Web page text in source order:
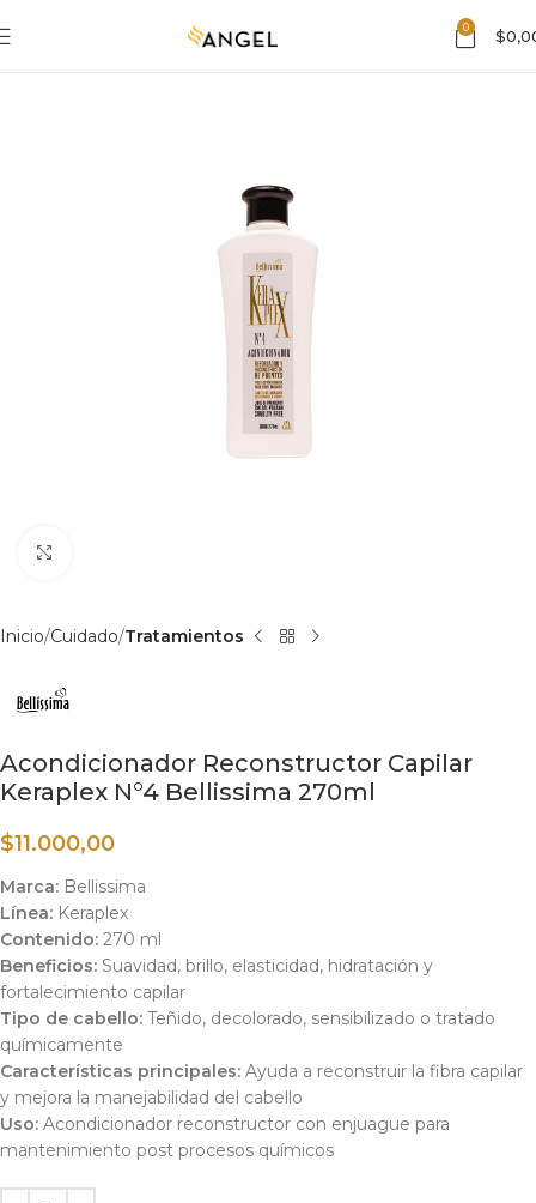
0 $
Inicio Cuidado Tratamientos
Acondicionador Reconstructor Capilar
Keraplex N°4 Bellissima 270ml
$11.000,00
Marca: Bellissima
Línea: Keraplex
Contenido: 270 ml
Beneficios: Suavidad, brillo, elasticidad, hidratación y
fortalecimiento capilar
Tipo de cabello: Teñido, decolorado, sensibilizado o tratado
químicamente
Características principales: Ayuda a reconstruir la fibra capilar
y mejora la manejabilidad del cabello
Uso: Acondicionador reconstructor con enjuague para
mantenimiento post procesos químicos